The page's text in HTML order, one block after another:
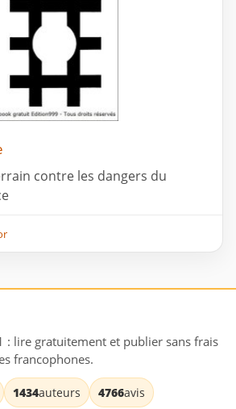
contre les dangers du
: lire gratuitement et publier sans frais
francophones.
1434auteurs 4766avis